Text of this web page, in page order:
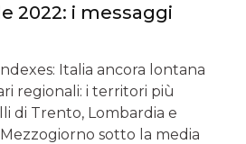
2022: i messaggi
Italia ancora lontana
regionali: i territori più
di Trento, Lombardia e
sotto la media